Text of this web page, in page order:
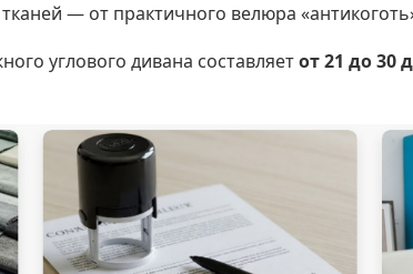
— от практичного велюра
углового дивана составляетот 21 до 30